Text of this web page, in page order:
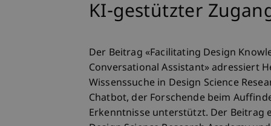
KI-gestützter
Der Beitrag «Facilitating Design
Conversational Assistant» adressiert
Wissenssuche in Design Science
Chatbot, der Forschende beim
Erkenntnisse unterstützt. Der Beitrag